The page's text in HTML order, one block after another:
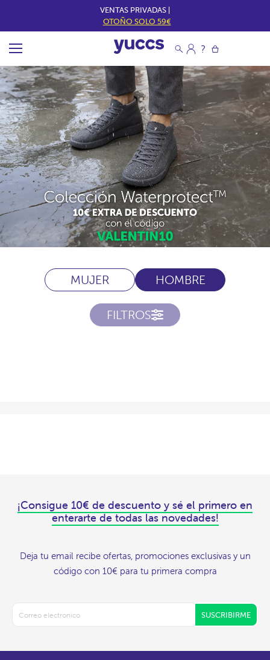
VENTAS PRIVADAS |
OTOÑO SOLO 59€
MUJER HOMBRE
FILTROS
¡Consigue 10€ de descuento y sé el primero en
enterarte de todas las novedades!
Deja tu email recibe ofertas, promociones exclusivas y un
código con 10€ para tu primera compra
SUSCRIBIRME